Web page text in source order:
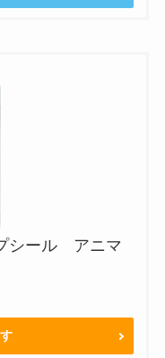
シール アニマ